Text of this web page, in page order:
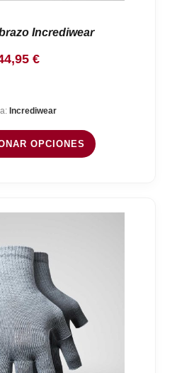
Incrediwear
€
Incrediwear
OPCIONES